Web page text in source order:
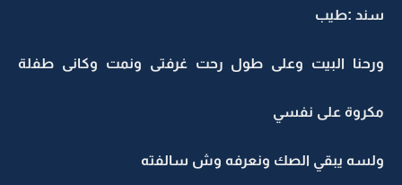
سند :طيب
ورحنا البيت وعلى طول رحت غرفتى ونمت وكانى طفلة
مكروة على نفسي
ولسه يبقي الصك ونعرفه وش سالفته